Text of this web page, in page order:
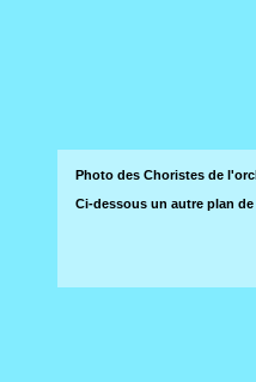
Photo des Choristes de
Ci-dessous un autre plan